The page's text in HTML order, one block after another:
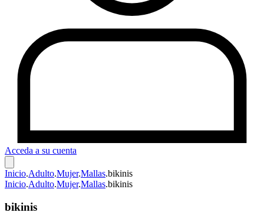
Acceda a su cuenta
Inicio.Adulto.Mujer.Mallas.bikinis
Inicio.Adulto.Mujer.Mallas.bikinis
bikinis